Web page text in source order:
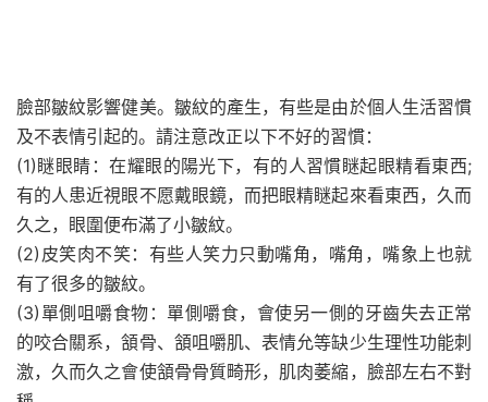
臉部皺紋影響健美。皺紋的產生，有些是由於個人生活習慣
及不表情引起的。請注意改正以下不好的習慣：
(1)瞇眼睛：在耀眼的陽光下，有的人習慣瞇起眼精看東西;
有的人患近視眼不愿戴眼鏡，而把眼精瞇起來看東西，久而
久之，眼圍便布滿了小皺紋。
(2)皮笑肉不笑：有些人笑力只動嘴角，嘴角，嘴象上也就
有了很多的皺紋。
(3)單側咀嚼食物：單側嚼食，會使另一側的牙齒失去正常
的咬合關系，頷骨、頷咀嚼肌、表情允等缺少生理性功能刺
激，久而久之會使頷骨骨質畸形，肌肉萎縮，臉部左右不對